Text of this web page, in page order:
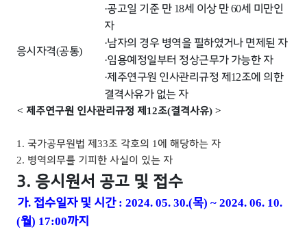
응시자격(공통)
·공고일 기준 만 18세 이상 만60세 미만인
자
·남자의 경우 병역을 필하였거나 면제된 자
·임용예정일부터 정상근무가 가능한 자
·제주연구원 인사관리규정 제12조에 의한
결격사유가 없는 자
< 제주연구원 인사관리규정 제12조(결격사유) >
1. 국가공무원법 제33조 각호의 1에 해당하는 자
2. 병역의무를 기피한 사실이 있는 자
3. 응시원서 공고 및 접수
가. 접수일자 및 시간 : 2024. 05. 30.(목) ~ 2024. 06. 10.
(월) 17:00까지